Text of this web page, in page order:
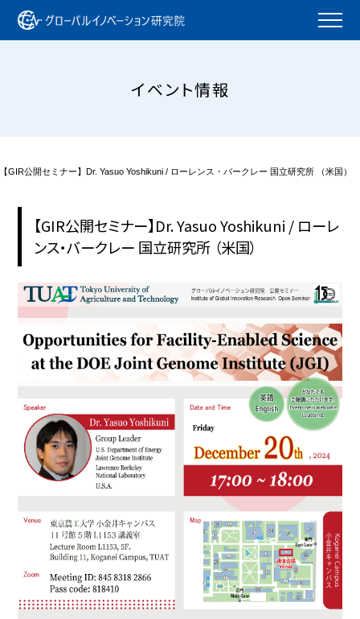
イベント情報
【GIR公開セミナー】Dr. Yasuo Yoshikuni / ローレンス・バークレー 国立研究所 （米国）
【GIR公開セミナー】Dr. Yasuo Yoshikuni / ローレ
ンス・バークレー 国立研究所 （米国）